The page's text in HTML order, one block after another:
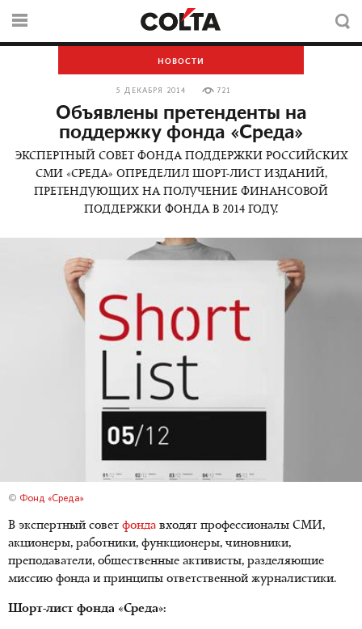
НОВОСТИ
5 ДЕКАБРЯ 2014 721
Объявлены претенденты на
поддержку фонда «Среда»
ЭКСПЕРТНЫЙ СОВЕТ ФОНДА ПОДДЕРЖКИ РОССИЙСКИХ
СМИ «СРЕДА» ОПРЕДЕЛИЛ ШОРТ-ЛИСТ ИЗДАНИЙ,
ПРЕТЕНДУЮЩИХ НА ПОЛУЧЕНИЕ ФИНАНСОВОЙ
ПОДДЕРЖКИ ФОНДА В 2014 ГОДУ.
© Фонд «Среда»
В экспертный совет фонда входят профессионалы СМИ,
акционеры, работники, функционеры, чиновники,
преподаватели, общественные активисты, разделяющие
миссию фонда и принципы ответственной журналистики.
Шорт-лист фонда «Среда»: